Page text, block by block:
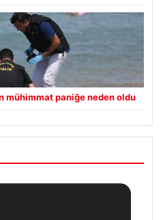
mühimmat paniğe neden oldu